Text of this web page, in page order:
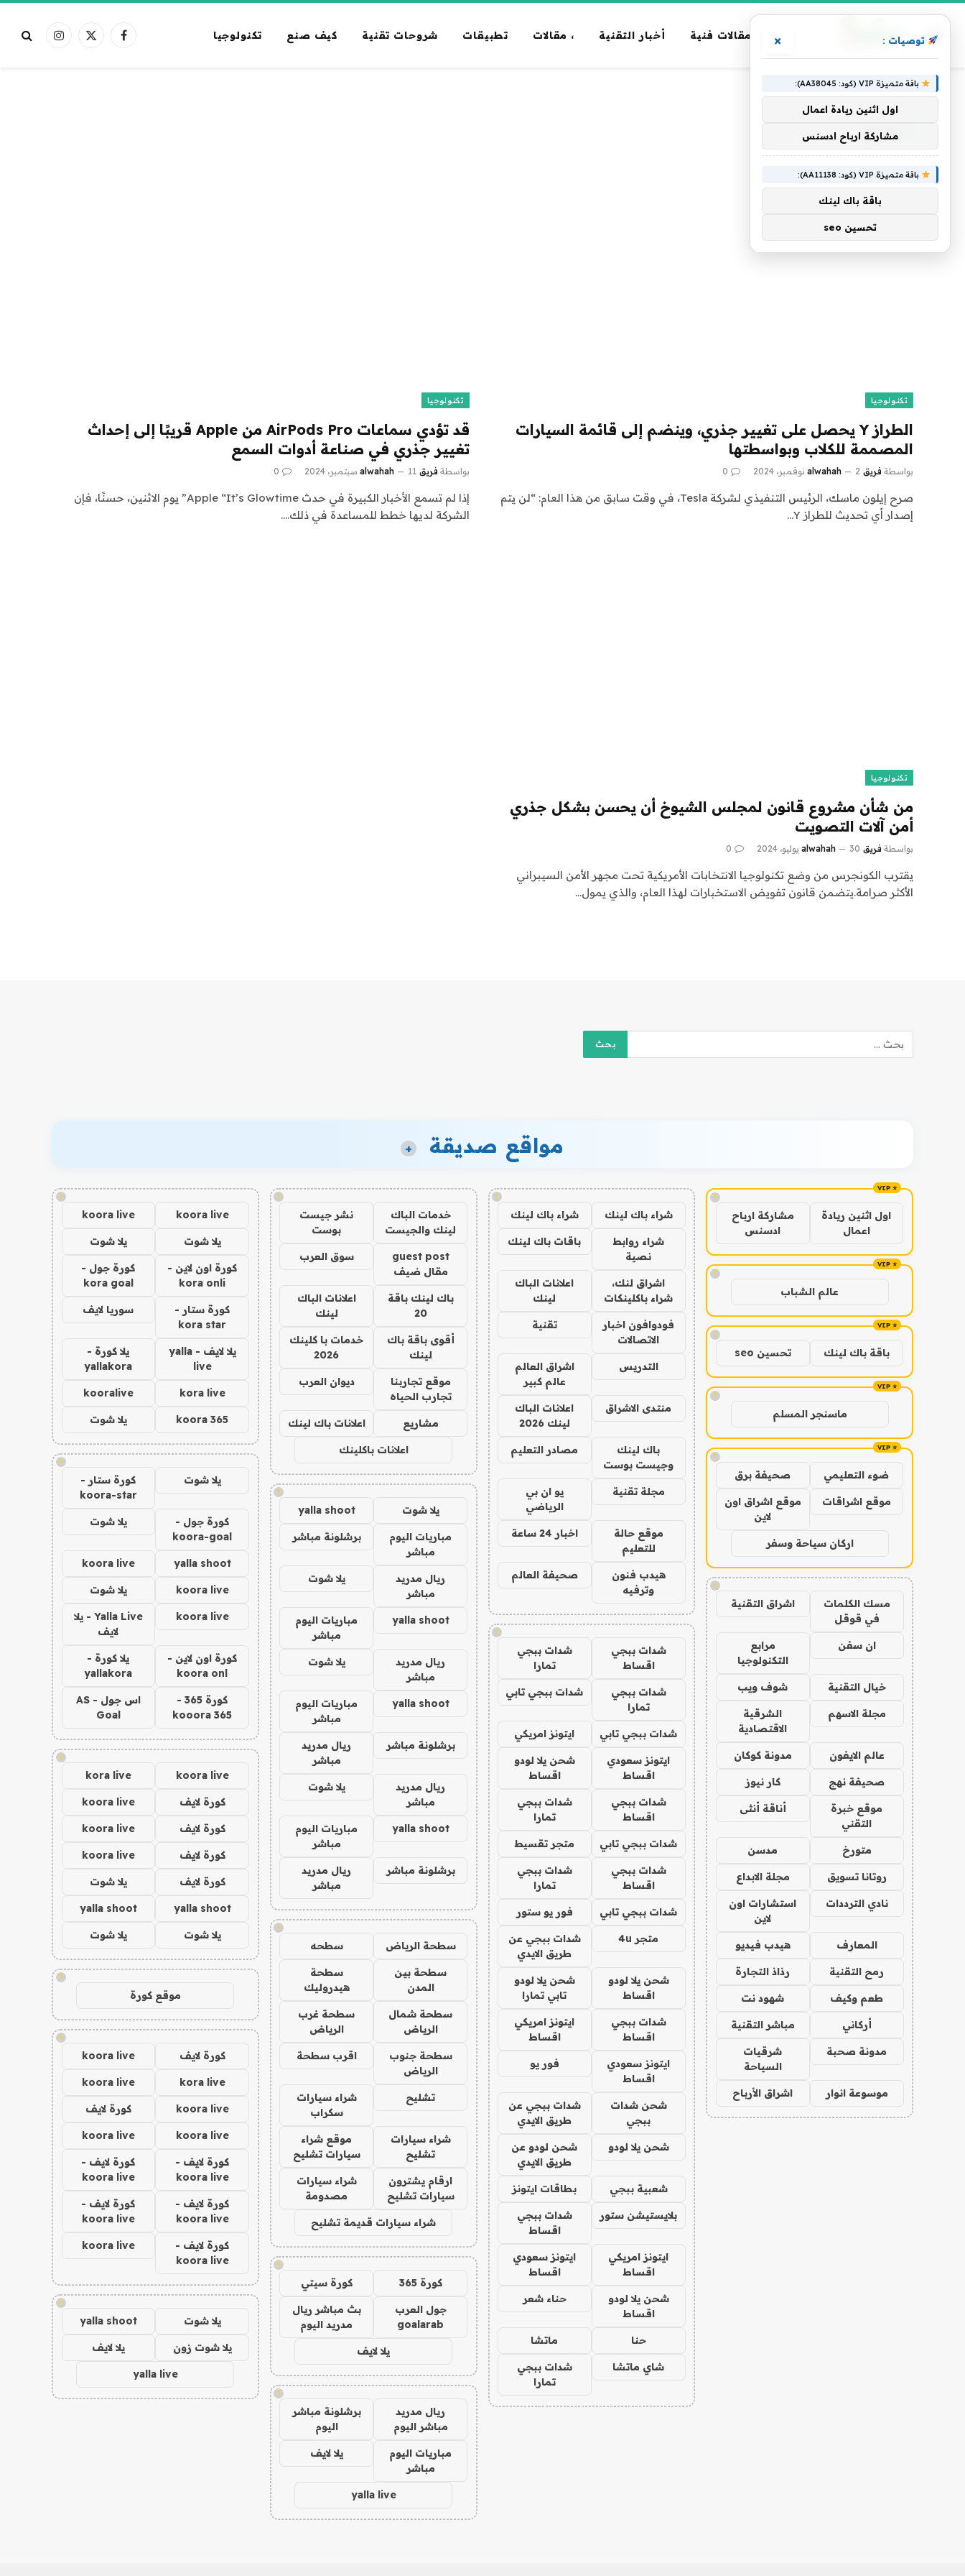
مقالات فنية أخبار التقنية ، مقالات تطبيقات شروحات تقنية كيف صنع تكنولوجيا فيسبوكX
الانستغرام
الرئيسية » جذري
جذري
تكنولوجيا
الطراز Y يحصل على تغيير جذري، وينضم إلى قائمة السيارات
المصممة للكلاب وبواسطتها
بواسطة فريق alwahah 2 نوفمبر، 2024 0
صرح إيلون ماسك، الرئيس التنفيذي لشركة Tesla، في وقت سابق من هذا العام: “لن يتم
إصدار أي تحديث للطراز Y…
تكنولوجيا
قد تؤدي سماعات AirPods Pro من Apple قريبًا إلى إحداث
تغيير جذري في صناعة أدوات السمع
بواسطة فريق alwahah 11 سبتمبر، 2024 0
إذا لم تسمع الأخبار الكبيرة في حدث Apple “It’s Glowtime” يوم الاثنين، حسنًا، فإن
الشركة لديها خطط للمساعدة في ذلك.…
تكنولوجيا
من شأن مشروع قانون لمجلس الشيوخ أن يحسن بشكل جذري
أمن آلات التصويت
بواسطة فريق alwahah 30 يوليو، 2024 0
يقترب الكونجرس من وضع تكنولوجيا الانتخابات الأمريكية تحت مجهر الأمن السيبراني
الأكثر صرامة.يتضمن قانون تفويض الاستخبارات لهذا العام، والذي يمول…
مواقع صديقة +
!
اول اثنين ريادة
اعمال
مشاركة ارباح
ادسنس
!
عالم الشباب
!
باقة باك لينك تحسين seo
!
ماسنجر المسلم
!
ضوء التعليمي صحيفة برق
موقع اشراقات
موقع اشراق اون
لاين
اركان سياحة وسفر
!
مسك الكلمات
في قوقل
اشراق التقنية
ان سفن
مرابع
التكنولوجيا
خيال التقنية شوف ويب
مجلة الاسهم
الشرقية
الاقتصادية
عالم الايفون مدونة كوكان
صحيفة نهج كار نيوز
موقع خبرة
التقني
أناقة أنثى
متورخ مدسن
روتانا تسويق مجلة الابداع
نادي الترددات
استشارات اون
لاين
المعارف هيدب فيديو
رمح التقنية رذاذ التجارة
طعم وكيف شهود نت
أركاني مباشر التقنية
مدونة صحبة
شرقيات
السياحة
موسوعة انوار اشراق الأرباح
!
شراء باك لينك شراء باك لينك
شراء روابط
نصية
باقات باك لينك
اشراق لنك،
شراء باكلينكات
اعلانات الباك
لينك
فودوافون اخبار
الاتصالات
تقنية
التدريس
اشراق العالم
عالم كبير
منتدى الاشراق
اعلانات الباك
لينك 2026
باك لينك
وجيست بوست
مصادر التعليم
مجلة تقنية
يو ان بي
الرياضي
موقع حالة
للتعليم
اخبار 24 ساعة
هيدب فنون
وترفيه
صحيفة العالم
!
شدات ببجي
اقساط
شدات ببجي
تمارا
شدات ببجي
تمارا
شدات ببجي تابي
شدات ببجي تابي ايتونز امريكي
ايتونز سعودي
اقساط
شحن يلا لودو
اقساط
شدات ببجي
اقساط
شدات ببجي
تمارا
شدات ببجي تابي متجر تقسيط
شدات ببجي
اقساط
شدات ببجي
تمارا
شدات ببجي تابي فور يو ستور
متجر 4u
شدات ببجي عن
طريق الايدي
شحن يلا لودو
اقساط
شحن يلا لودو
تابي تمارا
شدات ببجي
اقساط
ايتونز امريكي
اقساط
ايتونز سعودي
اقساط
فور يو
شحن شدات
ببجي
شدات ببجي عن
طريق الايدي
شحن يلا لودو
شحن لودو عن
طريق الايدي
شعبية ببجي بطاقات ايتونز
بلايستيشن ستور
شدات ببجي
اقساط
ايتونز امريكي
اقساط
ايتونز سعودي
اقساط
شحن يلا لودو
اقساط
حناء شعر
حنا ماتشا
شاي ماتشا
شدات ببجي
تمارا
!
خدمات الباك
لينك والجيست
نشر جيست
بوست
guest post
مقال ضيف
سوق العرب
باك لينك باقة
20
اعلانات الباك
لينك
أقوى باقة باك
لينك
خدمات با كلينك
2026
موقع تجاربنا
تجارب الحياه
ديوان العرب
مشاريع اعلانات باك لينك
اعلانات باكلينك
!
يلا شوت yalla shoot
مباريات اليوم
مباشر
برشلونة مباشر
ريال مدريد
مباشر
يلا شوت
yalla shoot
مباريات اليوم
مباشر
ريال مدريد
مباشر
يلا شوت
yalla shoot
مباريات اليوم
مباشر
برشلونة مباشر
ريال مدريد
مباشر
ريال مدريد
مباشر
يلا شوت
yalla shoot
مباريات اليوم
مباشر
برشلونة مباشر
ريال مدريد
مباشر
!
سطحة الرياض سطحه
سطحة بين
المدن
سطحة
هيدروليك
سطحة شمال
الرياض
سطحة غرب
الرياض
سطحة جنوب
الرياض
اقرب سطحة
تشليح
شراء سيارات
سكراب
شراء سيارات
تشليح
موقع شراء
سيارات تشليح
ارقام يشترون
سيارات تشليح
شراء سيارات
مصدومة
شراء سيارات قديمة تشليح
!
كورة 365 كورة سيتي
جول العرب
goalarab
بث مباشر ريال
مدريد اليوم
يلا لايف
!
ريال مدريد
مباشر اليوم
برشلونة مباشر
اليوم
مباريات اليوم
مباشر
يلا لايف
yalla live
!
koora live
koora live
يلا شوت يلا شوت
كورة اون لاين -
kora onli
كورة جول -
kora goal
كورة ستار -
kora star
سوريا لايف
يلا لايف - yalla
live
يلا كورة -
yallakora
kora live
kooralive
koora 365 يلا شوت
!
يلا شوت
كورة ستار -
koora-star
كورة جول -
koora-goal
يلا شوت
yalla shoot
koora live
koora live يلا شوت
koora live
Yalla Live - يلا
لايف
كورة اون لاين -
koora onl
يلا كورة -
yallakora
كورة 365 -
kooora 365
اس جول - AS
Goal
!
koora live
kora live
كورة لايف koora live
كورة لايف koora live
كورة لايف koora live
كورة لايف يلا شوت
yalla shoot
yalla shoot
يلا شوت يلا شوت
!
موقع كورة
!
كورة لايف koora live
kora live
koora live
koora live كورة لايف
koora live
koora live
كورة لايف -
koora live
كورة لايف -
koora live
كورة لايف -
koora live
كورة لايف -
koora live
كورة لايف -
koora live
koora live
!
يلا شوت yalla shoot
يلا شوت زون يلا لايف
yalla live
توصيات : ×
باقة متميزة VIP (كود: AA38045):
اول اثنين ريادة اعمال
مشاركة ارباح ادسنس
باقة متميزة VIP (كود: AA11138):
باقة باك لينك
تحسين seo